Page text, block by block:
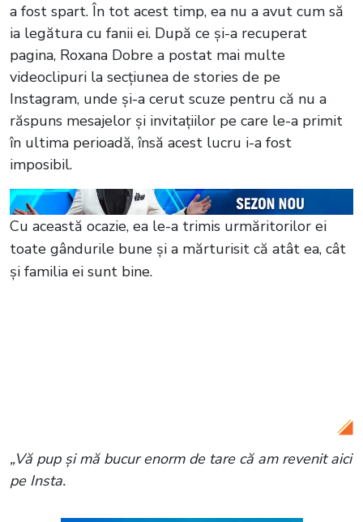
a fost spart. În tot acest timp, ea nu a avut cum să
ia legătura cu fanii ei. După ce și-a recuperat
pagina, Roxana Dobre a postat mai multe
videoclipuri la secțiunea de stories de pe
Instagram, unde și-a cerut scuze pentru că nu a
răspuns mesajelor și invitațiilor pe care le-a primit
în ultima perioadă, însă acest lucru i-a fost
imposibil.
Cu această ocazie, ea le-a trimis urmăritorilor ei
toate gândurile bune și a mărturisit că atât ea, cât
și familia ei sunt bine.
„Vă pup și mă bucur enorm de tare că am revenit aici
pe Insta.